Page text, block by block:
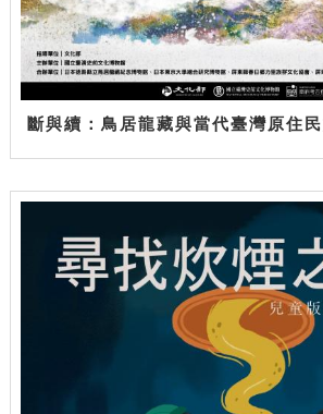
斷與續：鳥居龍藏與當代臺灣原住